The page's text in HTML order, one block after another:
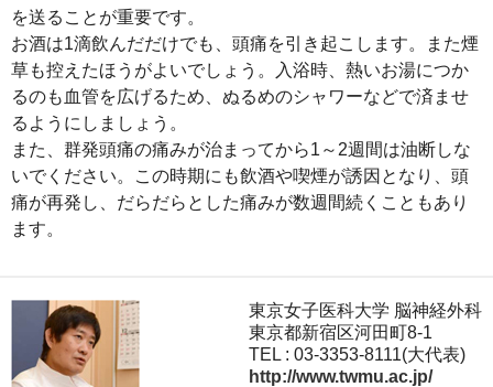
を送ることが重要です。
お酒は1滴飲んだだけでも、頭痛を引き起こします。また煙
草も控えたほうがよいでしょう。入浴時、熱いお湯につか
るのも血管を広げるため、ぬるめのシャワーなどで済ませ
るようにしましょう。
また、群発頭痛の痛みが治まってから1～2週間は油断しな
いでください。この時期にも飲酒や喫煙が誘因となり、頭
痛が再発し、だらだらとした痛みが数週間続くこともあり
ます。
東京女子医科大学 脳神経外科
東京都新宿区河田町8-1
TEL : 03-3353-8111(大代表)
http://www.twmu.ac.jp/